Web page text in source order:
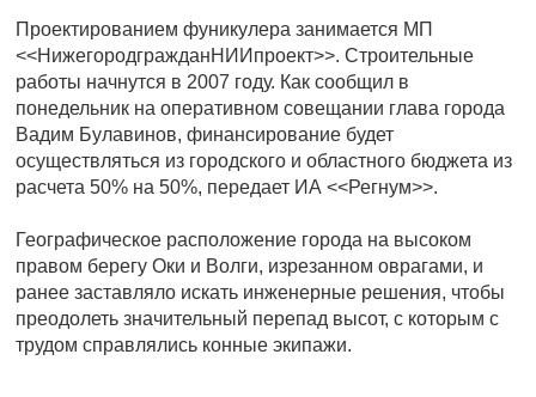
Проектированием фуникулера занимается МП
<<НижегородгражданНИИпроект>>. Строительные
работы начнутся в 2007 году. Как сообщил в
понедельник на оперативном совещании глава города
Вадим Булавинов, финансирование будет
осуществляться из городского и областного бюджета из
расчета 50% на 50%, передает ИА <<Регнум>>.
Географическое расположение города на высоком
правом берегу Оки и Волги, изрезанном оврагами, и
ранее заставляло искать инженерные решения, чтобы
преодолеть значительный перепад высот, с которым с
трудом справлялись конные экипажи.